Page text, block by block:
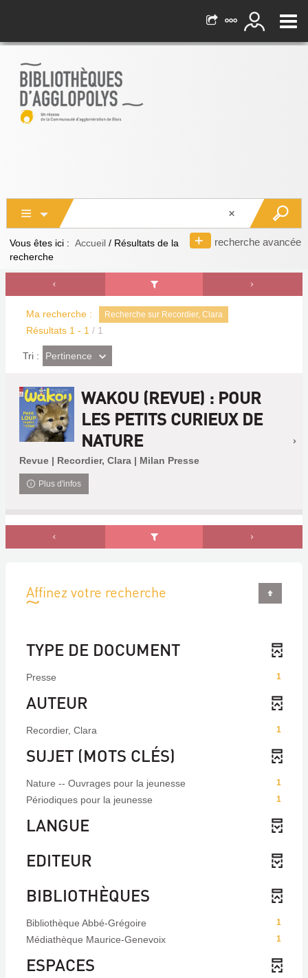
recherche avancée
Vous êtes ici : Accueil / Résultats de la
recherche
Ma recherche : Recherche sur Recordier, Clara
Résultats 1 - 1 / 1
Tri : (Effet
imédiat)
Pertinence
WAKOU (REVUE) : POUR
LES PETITS CURIEUX DE
NATURE
Revue | Recordier, Clara | Milan Presse
Plus d'infos
Affinez votre recherche
TYPE DE DOCUMENT
1
Presse
AUTEUR
1
Recordier, Clara
SUJET (MOTS CLÉS)
1
Nature -- Ouvrages pour la jeunesse
1
Périodiques pour la jeunesse
LANGUE
EDITEUR
BIBLIOTHÈQUES
1
Bibliothèque Abbé-Grégoire
1
Médiathèque Maurice-Genevoix
ESPACES